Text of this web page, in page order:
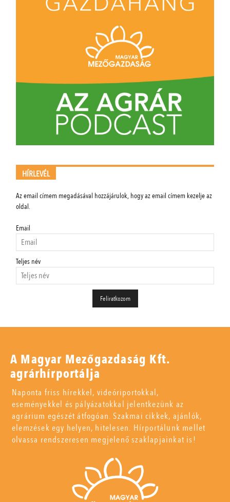
HÍRLEVÉL
Az email címem megadásával hozzájárulok, hogy az email címem kezelje az
oldal.
Email
Teljes név
A Magyar Mezőgazdaság Kft.
agrárhírportálja
Naponta friss hírekkel, videóriportokkal,
eseményekkel és pályázatokkal jelentkezünk az
agrárium egészét átfogóan. Szakmai cikkek, ajánlók,
elemzések egy helyen, hitelesen. Hírportálunk mellet
olvassa rendszeresen megjelenő szaklapjainkat is!